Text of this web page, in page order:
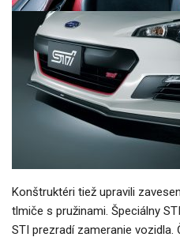
Konštruktéri tiež upravili
tlmiče s pružinami. Špeciálny
STI prezradí zameranie vozidla.